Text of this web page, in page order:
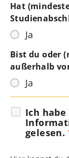
Hat
Ja
Bist du oder
außerhalb
Ja
Ich
gelesen.